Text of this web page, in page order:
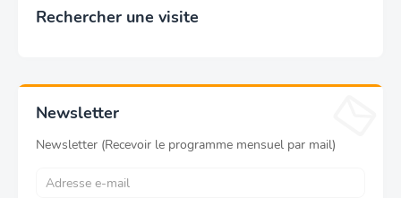
Rechercher une visite
Newsletter
Newsletter (Recevoir le programme mensuel par mail)